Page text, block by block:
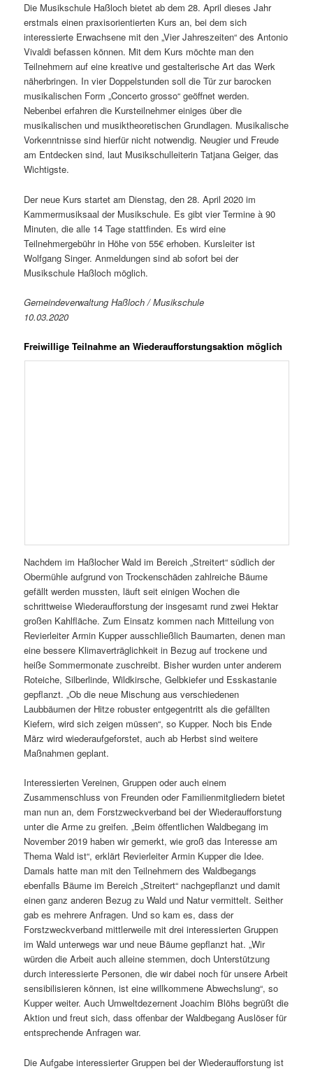
Die Musikschule Haßloch bietet ab dem 28. April dieses Jahr
erstmals einen praxisorientierten Kurs an, bei dem sich
interessierte Erwachsene mit den „Vier Jahreszeiten“ des Antonio
Vivaldi befassen können. Mit dem Kurs möchte man den
Teilnehmern auf eine kreative und gestalterische Art das Werk
näherbringen. In vier Doppelstunden soll die Tür zur barocken
musikalischen Form „Concerto grosso“ geöffnet werden.
Nebenbei erfahren die Kursteilnehmer einiges über die
musikalischen und musiktheoretischen Grundlagen. Musikalische
Vorkenntnisse sind hierfür nicht notwendig. Neugier und Freude
am Entdecken sind, laut Musikschulleiterin Tatjana Geiger, das
Wichtigste.
Der neue Kurs startet am Dienstag, den 28. April 2020 im
Kammermusiksaal der Musikschule. Es gibt vier Termine à 90
Minuten, die alle 14 Tage stattfinden. Es wird eine
Teilnehmergebühr in Höhe von 55€ erhoben. Kursleiter ist
Wolfgang Singer. Anmeldungen sind ab sofort bei der
Musikschule Haßloch möglich.
Gemeindeverwaltung Haßloch / Musikschule
10.03.2020
Freiwillige Teilnahme an Wiederaufforstungsaktion möglich
Nachdem im Haßlocher Wald im Bereich „Streitert“ südlich der
Obermühle aufgrund von Trockenschäden zahlreiche Bäume
gefällt werden mussten, läuft seit einigen Wochen die
schrittweise Wiederaufforstung der insgesamt rund zwei Hektar
großen Kahlfläche. Zum Einsatz kommen nach Mitteilung von
Revierleiter Armin Kupper ausschließlich Baumarten, denen man
eine bessere Klimaverträglichkeit in Bezug auf trockene und
heiße Sommermonate zuschreibt. Bisher wurden unter anderem
Roteiche, Silberlinde, Wildkirsche, Gelbkiefer und Esskastanie
gepflanzt. „Ob die neue Mischung aus verschiedenen
Laubbäumen der Hitze robuster entgegentritt als die gefällten
Kiefern, wird sich zeigen müssen“, so Kupper. Noch bis Ende
März wird wiederaufgeforstet, auch ab Herbst sind weitere
Maßnahmen geplant.
Interessierten Vereinen, Gruppen oder auch einem
Zusammenschluss von Freunden oder Familienmitgliedern bietet
man nun an, dem Forstzweckverband bei der Wiederaufforstung
unter die Arme zu greifen. „Beim öffentlichen Waldbegang im
November 2019 haben wir gemerkt, wie groß das Interesse am
Thema Wald ist“, erklärt Revierleiter Armin Kupper die Idee.
Damals hatte man mit den Teilnehmern des Waldbegangs
ebenfalls Bäume im Bereich „Streitert“ nachgepflanzt und damit
einen ganz anderen Bezug zu Wald und Natur vermittelt. Seither
gab es mehrere Anfragen. Und so kam es, dass der
Forstzweckverband mittlerweile mit drei interessierten Gruppen
im Wald unterwegs war und neue Bäume gepflanzt hat. „Wir
würden die Arbeit auch alleine stemmen, doch Unterstützung
durch interessierte Personen, die wir dabei noch für unsere Arbeit
sensibilisieren können, ist eine willkommene Abwechslung“, so
Kupper weiter. Auch Umweltdezernent Joachim Blöhs begrüßt die
Aktion und freut sich, dass offenbar der Waldbegang Auslöser für
entsprechende Anfragen war.
Die Aufgabe interessierter Gruppen bei der Wiederaufforstung ist